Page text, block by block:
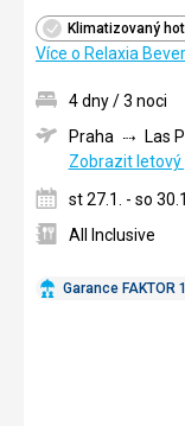
Klimatizovaný
Více o Relaxia
Garance FAKTOR
4 dny / 3 noci
Praha
Las
Zobrazit letový
st 27.1. - so
All Inclusive